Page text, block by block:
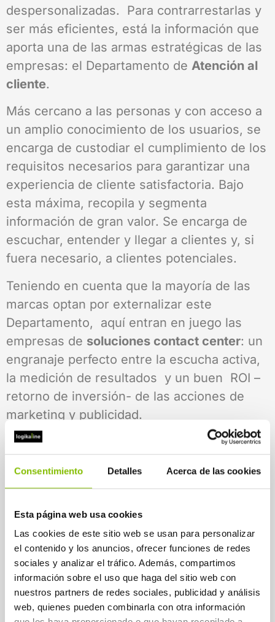
Consentimiento Detalles Acerca de las cookies
Esta página web usa cookies
Las cookies de este sitio web se usan para personalizar
el contenido y los anuncios, ofrecer funciones de redes
sociales y analizar el tráfico. Además, compartimos
información sobre el uso que haga del sitio web con
nuestros partners de redes sociales, publicidad y análisis
web, quienes pueden combinarla con otra información
despersonalizadas. Para contrarrestarlas y
ser más eficientes, está la información que
aporta una de las armas estratégicas de las
empresas: el Departamento de Atención al
cliente.
Más cercano a las personas y con acceso a
un amplio conocimiento de los usuarios, se
encarga de custodiar el cumplimiento de los
requisitos necesarios para garantizar una
experiencia de cliente satisfactoria. Bajo
esta máxima, recopila y segmenta
información de gran valor. Se encarga de
escuchar, entender y llegar a clientes y, si
fuera necesario, a clientes potenciales.
Teniendo en cuenta que la mayoría de las
marcas optan por externalizar este
Departamento, aquí entran en juego las
empresas de soluciones contact center: un
engranaje perfecto entre la escucha activa,
la medición de resultados y un buen ROI –
retorno de inversión- de las acciones de
marketing y publicidad.
A partir de 2017 la inversión en publicidad
a llevarse casi el 30% de sus presupuestos.
través de estrategias alineadas con el SEM –
Search Engine Marketing-y vinculadas a
Adwords y demás campañas de Display.
Ahora buscan “comprar audiencias” y
automatizar los procesos para pulir al
detalle cada una de las interacciones con